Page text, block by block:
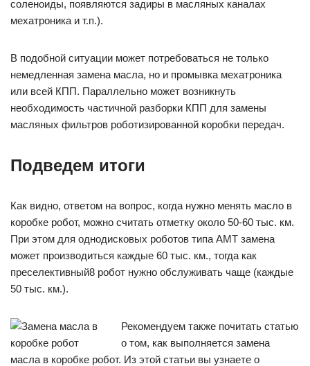
соленоиды, появляются задиры в масляных каналах
мехатроника и т.п.).
В подобной ситуации может потребоваться не только
немедленная замена масла, но и промывка мехатроника
или всей КПП. Параллельно может возникнуть
необходимость частичной разборки КПП для замены
масляных фильтров роботизированной коробки передач.
Подведем итоги
Как видно, ответом на вопрос, когда нужно менять масло в
коробке робот, можно считать отметку около 50-60 тыс. км.
При этом для однодисковых роботов типа АМТ замена
может производиться каждые 60 тыс. км., тогда как
преселективный8 робот нужно обслуживать чаще (каждые
50 тыс. км.).
Рекомендуем также почитать статью
о том, как выполняется замена
масла в коробке робот. Из этой статьи вы узнаете о